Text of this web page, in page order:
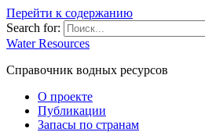
Перейти к содержанию
Search for:
Water Resources
Справочник водных ресурсов
О проекте
Публикации
Запасы по странам